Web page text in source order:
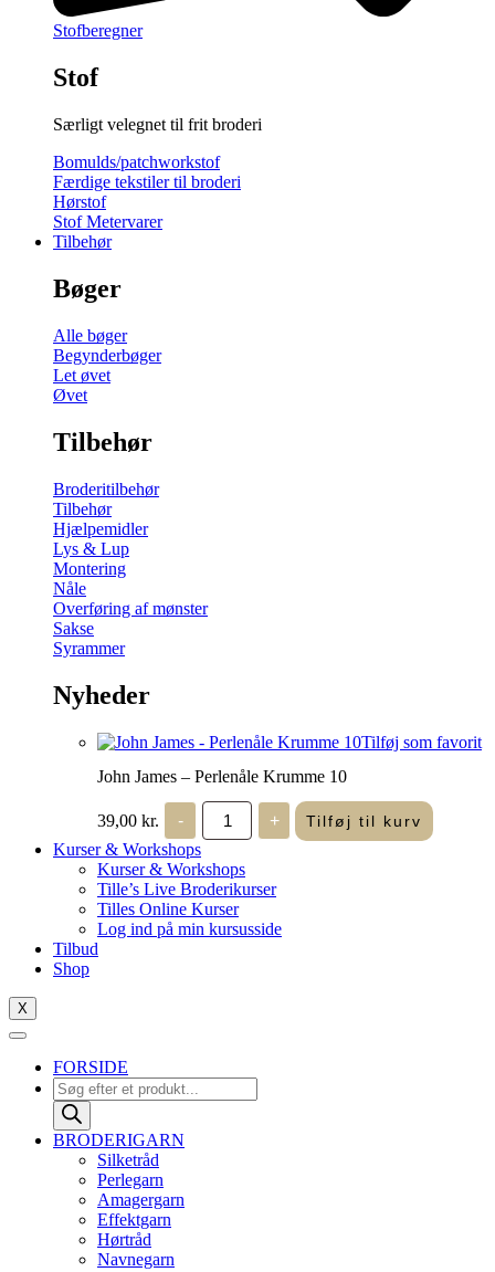
Stofberegner
Stof
Særligt velegnet til frit broderi
Bomulds/patchworkstof
Færdige tekstiler til broderi
Hørstof
Stof Metervarer
Tilbehør
Bøger
Alle bøger
Begynderbøger
Let øvet
Øvet
Tilbehør
Broderitilbehør
Tilbehør
Hjælpemidler
Lys & Lup
Montering
Nåle
Overføring af mønster
Sakse
Syrammer
Nyheder
Tilføj som favorit
John James – Perlenåle Krumme 10
39,00 kr. -
John
James
-
Perlenåle
Krumme
10
antal
+ Tilføj til kurv
Kurser & Workshops
Kurser & Workshops
Tille’s Live Broderikurser
Tilles Online Kurser
Log ind på min kursusside
Tilbud
Shop
X
FORSIDE
Products
search
BRODERIGARN
Silketråd
Perlegarn
Amagergarn
Effektgarn
Hørtråd
Navnegarn